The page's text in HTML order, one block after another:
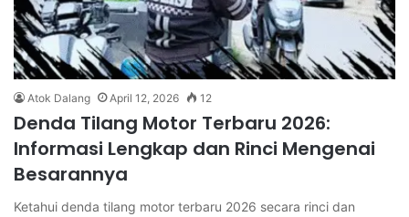
Atok Dalang April 12, 2026 12
Denda Tilang Motor Terbaru 2026:
Informasi Lengkap dan Rinci Mengenai
Besarannya
Ketahui denda tilang motor terbaru 2026 secara rinci dan